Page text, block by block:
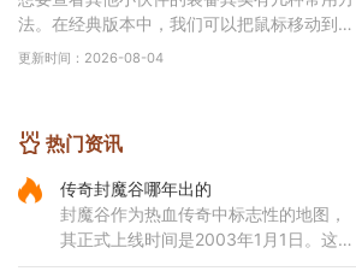
法。在经典版本中，我们可以把鼠标移动到目
标角色身上，然后左手按住Shift键，同时右手
更新时间：2026-08-04
热门资讯
传奇封魔谷哪年出的
封魔谷作为热血传奇中标志性的地图，
其正式上线时间是2003年1月1日。这一
更新在传奇游戏发展历程中具有里程碑